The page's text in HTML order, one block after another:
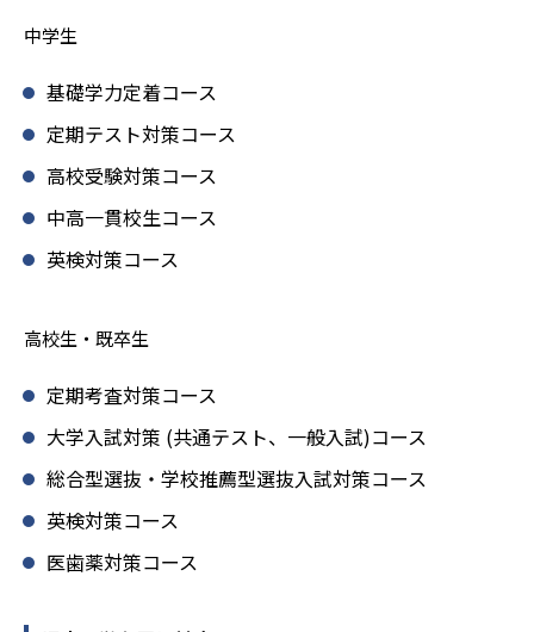
中学生
基礎学力定着コース
定期テスト対策コース
高校受験対策コース
中高一貫校生コース
英検対策コース
高校生・既卒生
定期考査対策コース
大学入試対策 (共通テスト、一般入試)コース
総合型選抜・学校推薦型選抜入試対策コース
英検対策コース
医歯薬対策コース